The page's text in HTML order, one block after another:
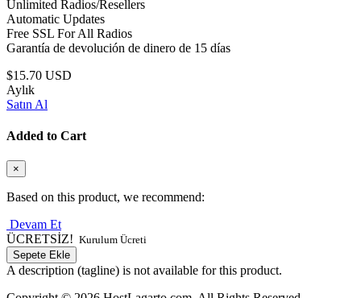
Unlimited Radios/Resellers
Automatic Updates
Free SSL For All Radios
Garantía de devolución de dinero de 15 días
$15.70 USD
Aylık
Satın Al
Added to Cart
×
Based on this product, we recommend:
Devam Et
ÜCRETSİZ! Kurulum Ücreti
Sepete Ekle
A description (tagline) is not available for this product.